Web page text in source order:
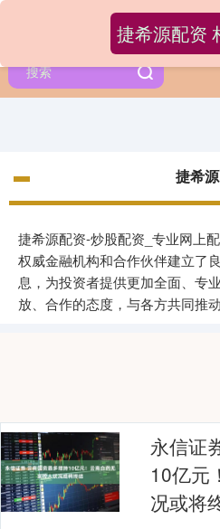
捷希
捷希源配资-炒股配资_专业网上
权威金融机构和合作伙伴建立了
息，为投资者提供更加全面、专
放、合作的态度，与各方共同推
捷希源配资
永信证
10亿元
况或将